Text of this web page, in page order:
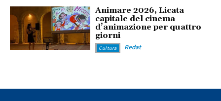
Animare 2026, Licata
capitale del cinema
d’animazione per quattro
giorni
Cultura Redat